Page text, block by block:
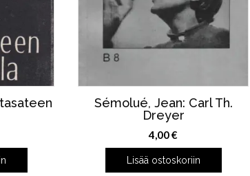
Sémolué, Jean: Carl Th.
Dreyer
4,00€
Lisää ostoskoriin